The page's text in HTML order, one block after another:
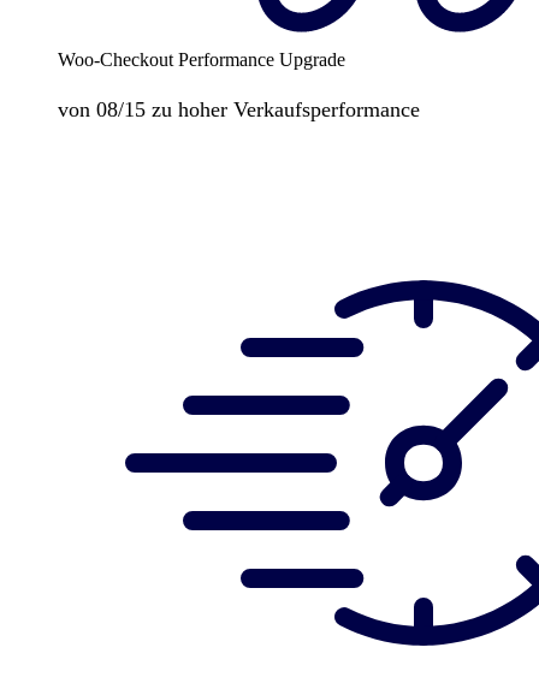
Woo-Checkout Performance Upgrade
von 08/15 zu hoher Verkaufsperformance